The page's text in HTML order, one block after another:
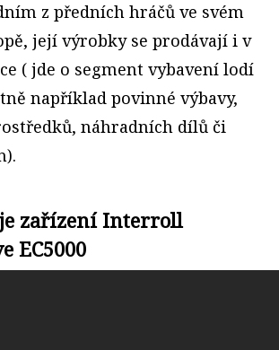
z předních hráčů ve svém
její výrobky se prodávají i v
( jde o segment vybavení lodí
například povinné výbavy,
náhradních dílů či
zařízení Interroll
EC5000